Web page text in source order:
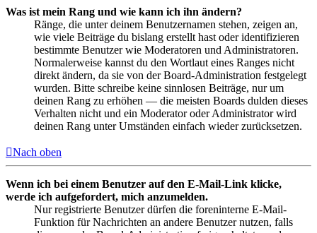
Was ist mein Rang und wie kann ich ihn ändern?
Ränge, die unter deinem Benutzernamen stehen, zeigen an,
wie viele Beiträge du bislang erstellt hast oder identifizieren
bestimmte Benutzer wie Moderatoren und Administratoren.
Normalerweise kannst du den Wortlaut eines Ranges nicht
direkt ändern, da sie von der Board-Administration festgelegt
wurden. Bitte schreibe keine sinnlosen Beiträge, nur um
deinen Rang zu erhöhen — die meisten Boards dulden dieses
Verhalten nicht und ein Moderator oder Administrator wird
deinen Rang unter Umständen einfach wieder zurücksetzen.
Nach oben
Wenn ich bei einem Benutzer auf den E-Mail-Link klicke,
werde ich aufgefordert, mich anzumelden.
Nur registrierte Benutzer dürfen die foreninterne E-Mail-
Funktion für Nachrichten an andere Benutzer nutzen, falls